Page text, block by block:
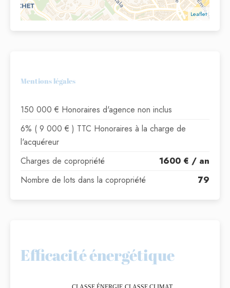
Leaflet
Mentions légales
150 000 € Honoraires d'agence non inclus
6% ( 9 000 € ) TTC Honoraires à la charge de
l'acquéreur
Charges de copropriété
1600 € / an
Nombre de lots dans la copropriété
79
Efficacité énergétique